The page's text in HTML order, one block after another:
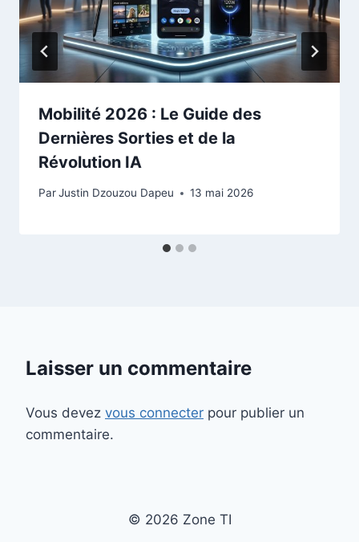
Mobilité 2026 : Le Guide des
Dernières Sorties et de la
Révolution IA
ParJustin Dzouzou Dapeu 13 mai 2026
Laisser un commentaire
Vous devez vous connecter pour publier un
commentaire.
© 2026 Zone TI